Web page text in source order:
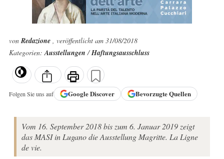
vonRedazione , veröffentlicht am 31/08/2018
Kategorien:Ausstellungen/Haftungsausschluss
Folgen Sie uns auf GoogleDiscover Bevorzugte Quellen
Vom 16. September 2018 bis zum 6. Januar 2019 zeigt
das MASI in Lugano die Ausstellung Magritte. La Ligne
de vie.